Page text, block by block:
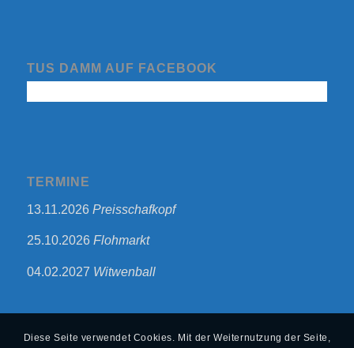
TUS DAMM AUF FACEBOOK
TERMINE
13.11.2026 Preisschafkopf
25.10.2026 Flohmarkt
04.02.2027 Witwenball
Diese Seite verwendet Cookies. Mit der Weiternutzung der Seite,